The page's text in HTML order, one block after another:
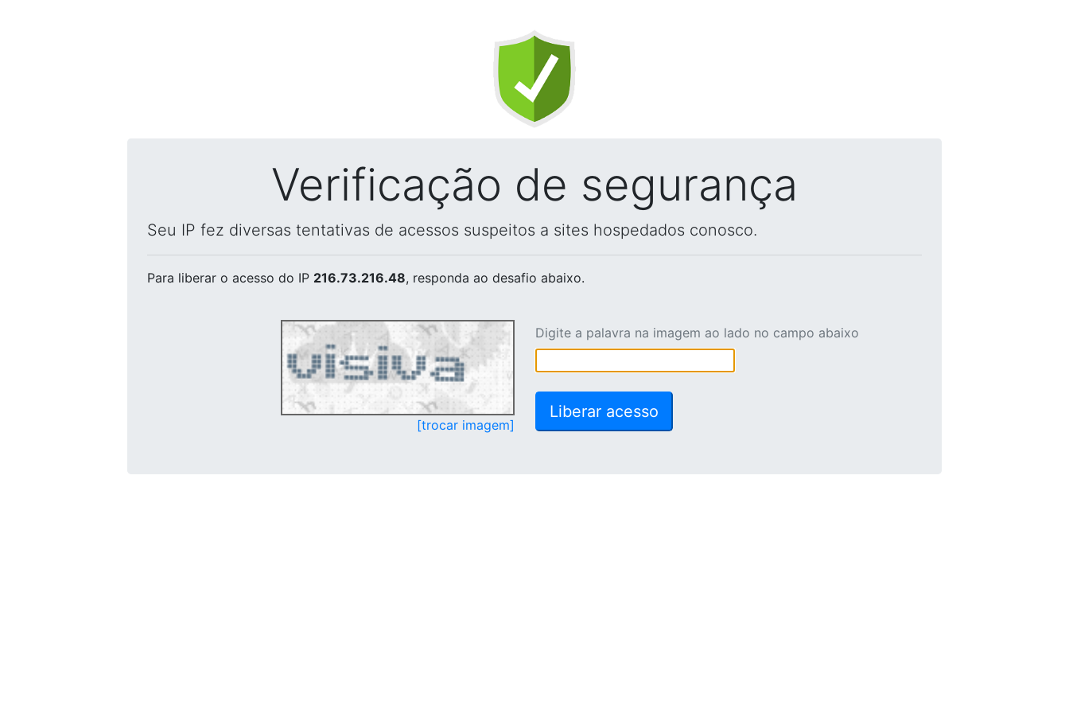
Verificação de segurança
Seu IP fez diversas tentativas de acessos suspeitos a sites hospedados conosco.
Para liberar o acesso do IP 216.73.216.48, responda ao desafio abaixo.
[trocar imagem]
Digite a palavra na imagem ao lado no campo abaixo